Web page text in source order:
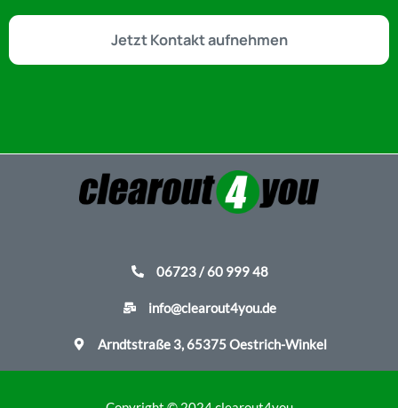
Jetzt Kontakt aufnehmen
06723 / 60 999 48
info@clearout4you.de
Arndtstraße 3, 65375 Oestrich-Winkel